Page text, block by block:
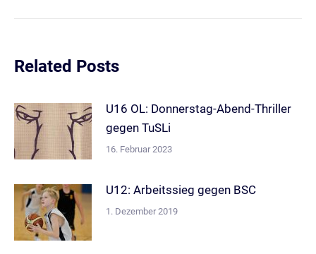
Related Posts
U16 OL: Donnerstag-Abend-Thriller
gegen TuSLi
16. Februar 2023
U12: Arbeitssieg gegen BSC
1. Dezember 2019